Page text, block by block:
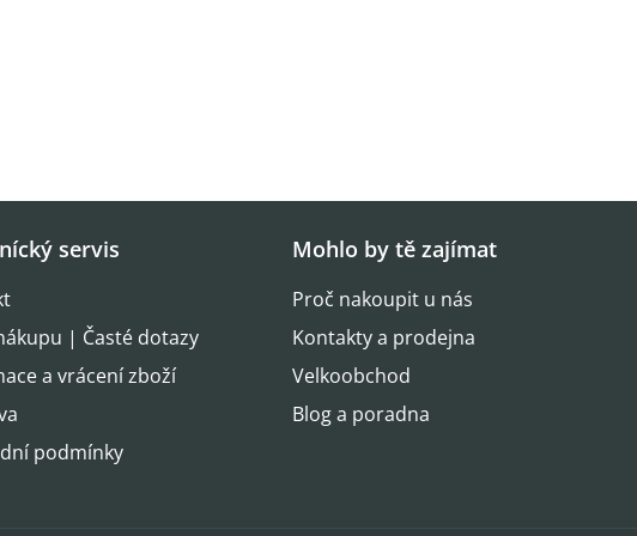
servis
| Časté dotazy
a vrácení zboží
podmínky
Mohlo by tě zajímat
Proč nakoupit u nás
Kontakty a prodejna
Velkoobchod
Blog a poradna